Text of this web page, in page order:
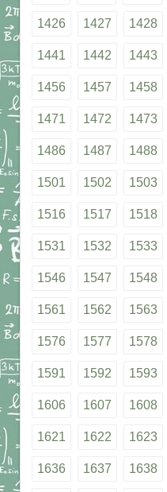
1426 1427 1428
1441 1442 1443
1456 1457 1458
1471 1472 1473
1486 1487 1488
1501 1502 1503
1516 1517 1518
1531 1532 1533
1546 1547 1548
1561 1562 1563
1576 1577 1578
1591 1592 1593
1606 1607 1608
1621 1622 1623
1636 1637 1638